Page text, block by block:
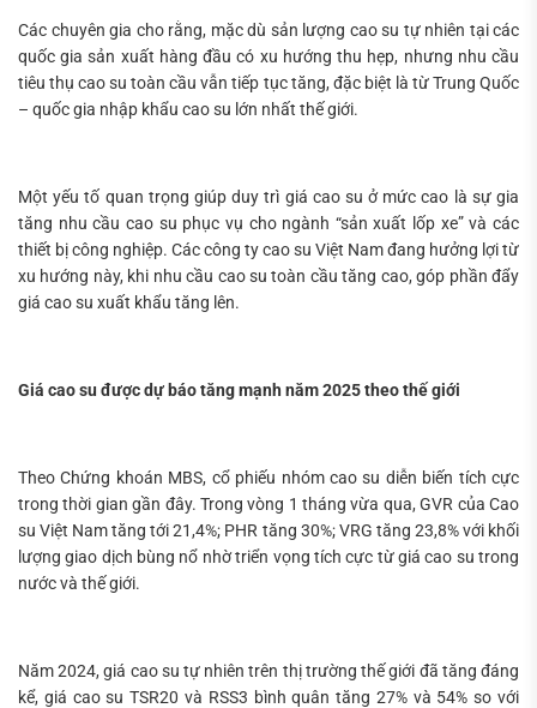
Các chuyên gia cho rằng, mặc dù sản lượng cao su tự nhiên tại các
quốc gia sản xuất hàng đầu có xu hướng thu hẹp, nhưng nhu cầu
tiêu thụ cao su toàn cầu vẫn tiếp tục tăng, đặc biệt là từ Trung Quốc
– quốc gia nhập khẩu cao su lớn nhất thế giới.
Một yếu tố quan trọng giúp duy trì giá cao su ở mức cao là sự gia
tăng nhu cầu cao su phục vụ cho ngành “sản xuất lốp xe” và các
thiết bị công nghiệp. Các công ty cao su Việt Nam đang hưởng lợi từ
xu hướng này, khi nhu cầu cao su toàn cầu tăng cao, góp phần đẩy
giá cao su xuất khẩu tăng lên.
Giá cao su được dự báo tăng mạnh năm 2025 theo thế giới
Theo Chứng khoán MBS, cổ phiếu nhóm cao su diễn biến tích cực
trong thời gian gần đây. Trong vòng 1 tháng vừa qua, GVR của Cao
su Việt Nam tăng tới 21,4%; PHR tăng 30%; VRG tăng 23,8% với khối
lượng giao dịch bùng nổ nhờ triển vọng tích cực từ giá cao su trong
nước và thế giới.
Năm 2024, giá cao su tự nhiên trên thị trường thế giới đã tăng đáng
kể, giá cao su TSR20 và RSS3 bình quân tăng 27% và 54% so với